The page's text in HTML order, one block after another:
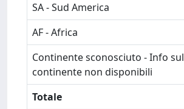
SA - Sud America
AF - Africa
Continente sconosciuto - Info sul
continente non disponibili
Totale